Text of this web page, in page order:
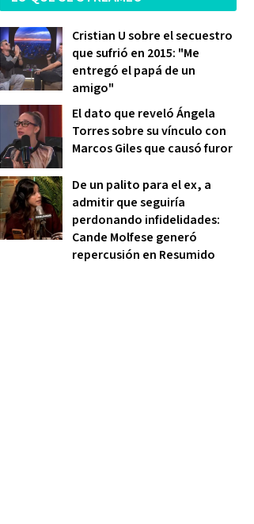
Cristian U sobre el secuestro
que sufrió en 2015: "Me
entregó el papá de un
amigo"
El dato que reveló Ángela
Torres sobre su vínculo con
Marcos Giles que causó furor
De un palito para el ex, a
admitir que seguiría
perdonando infidelidades:
Cande Molfese generó
repercusión en Resumido